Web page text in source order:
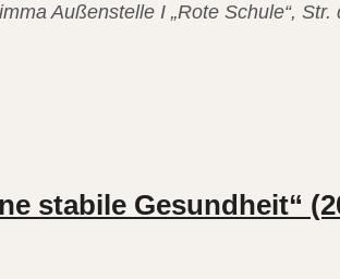
Außenstelle I „Rote Schule“,
stabile Gesundheit“